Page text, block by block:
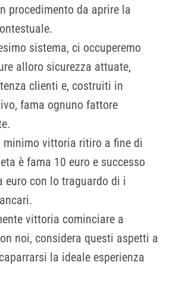
procedimento da aprire la
sistema, ci occuperemo
alloro sicurezza attuate,
clienti e, costruiti in
fama ognuno fattore
minimo vittoria ritiro a fine di
è fama 10 euro e successo
euro con lo traguardo di i
vittoria cominciare a
noi, considera questi aspetti a
la ideale esperienza